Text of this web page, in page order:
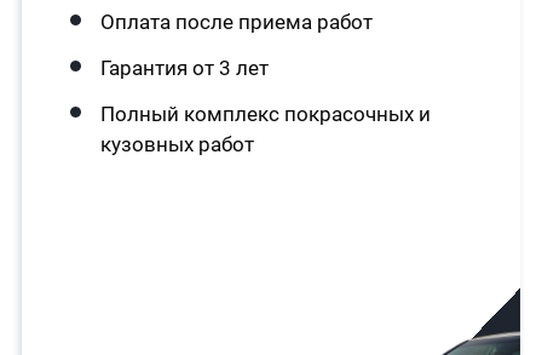
Оплата после приема работ
Гарантия от 3 лет
Полный комплекс покрасочных и
кузовных работ